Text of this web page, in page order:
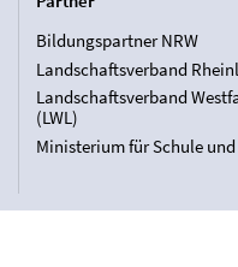
Bildungspartner NRW
Landschaftsverband
Landschaftsverband
(LWL)
Ministerium für Schule